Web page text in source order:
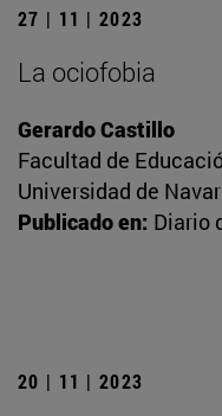
27 | 11 | 2023
La ociofobia
Gerardo Castillo
Facultad de
Universidad de
Publicado en: Diario
20 | 11 | 2023